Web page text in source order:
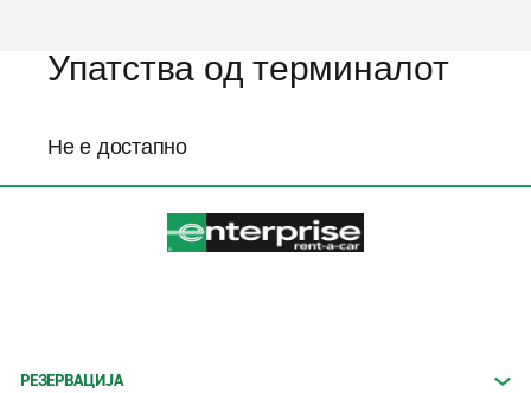
Упатства од терминалот
Не е достапно
РЕЗЕРВАЦИЈА